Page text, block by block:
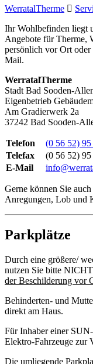
WerratalTherme
Ihr Wohlbefinden liegt
Angebote für Therme,
persönlich vor Ort
Mail.
WerratalTherme
Stadt Bad Sooden-
Eigenbetrieb
Am Gradierwerk 2a
37242 Bad Sooden-
Telefon
(0 56 52)
Telefax
(0 56 52)
E-Mail
Gerne können Sie
Anregungen, Lob und
Parkplätze
Durch eine größere/
nutzen Sie bitte
der Beschilderung vor
Behinderten- und
direkt am Haus.
Für Inhaber einer
Elektro-Fahrzeuge zur
Die umliegende